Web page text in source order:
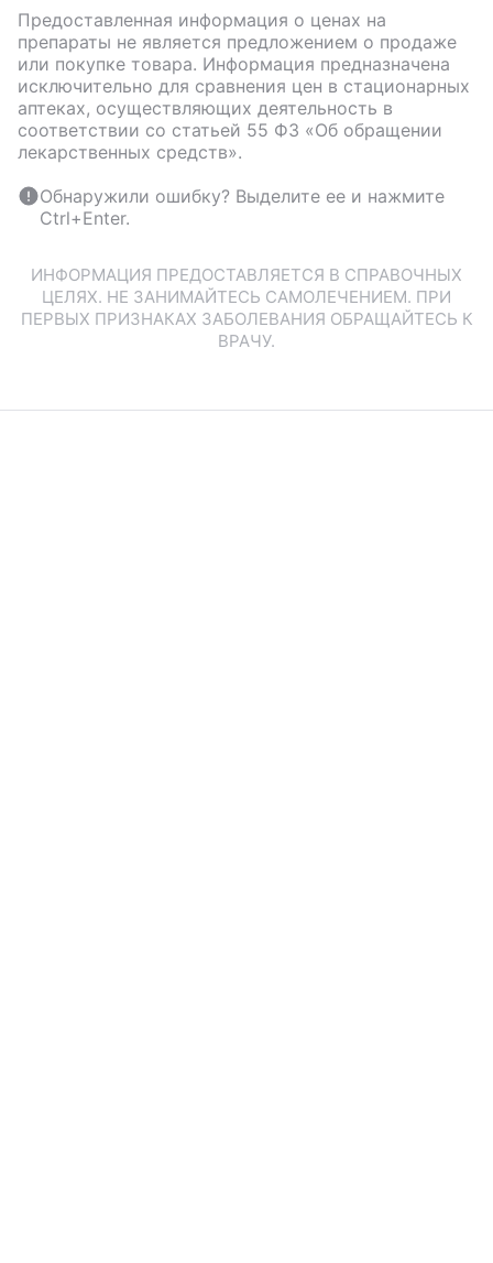
Предоставленная информация о ценах на
препараты не является предложением о продаже
или покупке товара. Информация предназначена
исключительно для сравнения цен в стационарных
аптеках, осуществляющих деятельность в
соответствии со статьей 55 ФЗ «Об обращении
лекарственных средств».
Обнаружили ошибку? Выделите ее и нажмите
Ctrl+Enter.
ИНФОРМАЦИЯ ПРЕДОСТАВЛЯЕТСЯ В СПРАВОЧНЫХ
ЦЕЛЯХ. НЕ ЗАНИМАЙТЕСЬ САМОЛЕЧЕНИЕМ. ПРИ
ПЕРВЫХ ПРИЗНАКАХ ЗАБОЛЕВАНИЯ ОБРАЩАЙТЕСЬ К
ВРАЧУ.